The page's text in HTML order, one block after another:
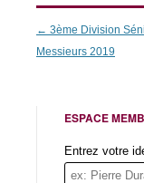
Navigation
des
← 3ème Division
Messieurs 2019
ESPACE
Entrez votre